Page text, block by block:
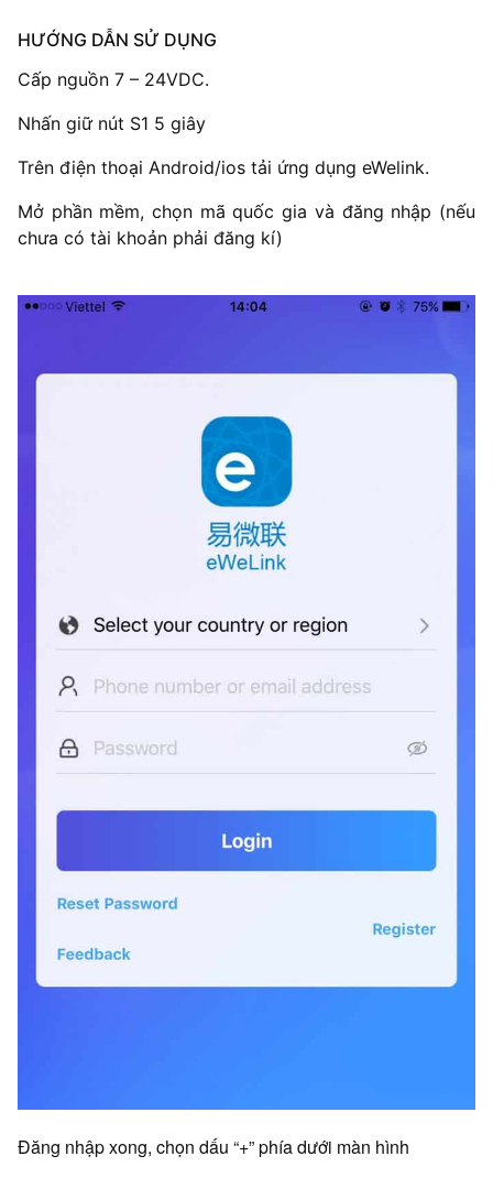
HƯỚNG DẪN SỬ DỤNG
Cấp nguồn 7 – 24VDC.
Nhấn giữ nút S1 5 giây
Trên điện thoại Android/ios tải ứng dụng eWelink.
Mở phần mềm, chọn mã quốc gia và đăng nhập (nếu
chưa có tài khoản phải đăng kí)
Đăng nhập xong, chọn dấu “+” phía dưới màn hình